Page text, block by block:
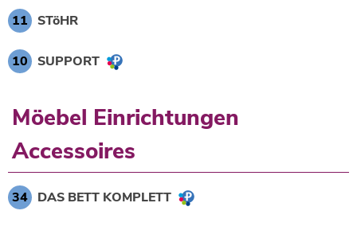
11 STöHR
10 SUPPORT
Möebel Einrichtungen
Accessoires
34 DAS BETT KOMPLETT